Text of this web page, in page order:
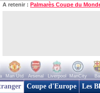
A retenir : Palmarès Coupe du
Man Utd Arsenal Liverpool ManCity
Coupe d'Europe Les